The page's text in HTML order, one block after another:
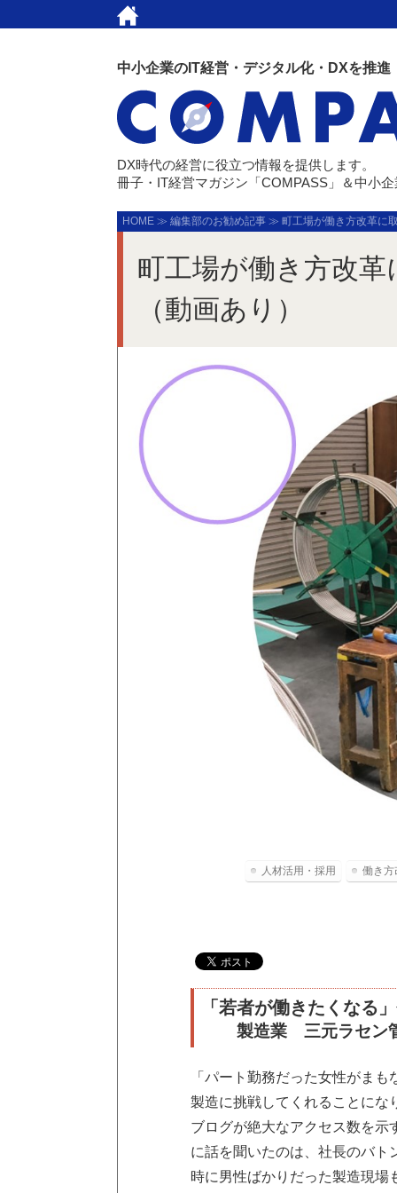
中小企業のIT経営・デジタル化・DXを推進
DX時代の経営に役立つ情報を提供します。
冊子・IT経営マガジン「COMPASS」＆中小
HOME ≫ 編集部のお勧め記事 ≫ 町工場が働き方改革に
町工場が働き方改
（動画あり）
人材活用・採用 働き方
「若者が働きたくなる
製造業 三元ラセン
「パート勤務だった女性がま
製造に挑戦してくれることにな
ブログが絶大なアクセス数を示
に話を聞いたのは、社長のバト
時に男性ばかりだった製造現場